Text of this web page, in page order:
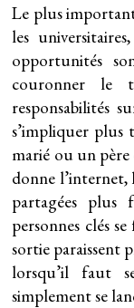
Le plus
les
opportunités
couronner le
responsabilités
s’impliquer
marié ou un
donne l’internet,
partagées plus
personnes clés
sortie paraissent
lorsqu’il faut
simplement se